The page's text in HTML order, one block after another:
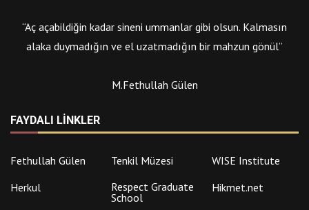
“Aç açabildiğin kadar sineni ummanlar gibi olsun. Kalmasın
alaka duymadığın ve el uzatmadığın bir mahzun gönül”
M.Fethullah Gülen
FAYDALI LINKLER
Fethullah Gülen Tenkil Müzesi
WISE Institute
Herkul
Respect Graduate
School
Hikmet.net